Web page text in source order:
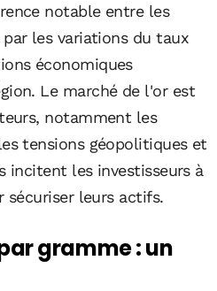
notable entre les
les variations du taux
économiques
Le marché de l'or est
notamment les
tensions géopolitiques et
incitent les investisseurs à
sécuriser leurs actifs.
gramme : un